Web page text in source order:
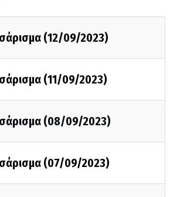
(12/09/2023)
(11/09/2023)
(08/09/2023)
(07/09/2023)